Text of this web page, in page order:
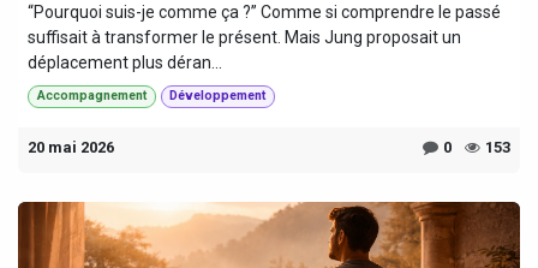
“Pourquoi suis-je comme ça ?” Comme si comprendre le passé
suffisait à transformer le présent. Mais Jung proposait un
déplacement plus déran...
Accompagnement Développement
20 mai 2026 0 153